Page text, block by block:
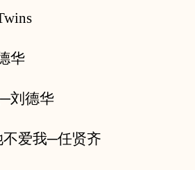
华
德华
爱我─任贤齐